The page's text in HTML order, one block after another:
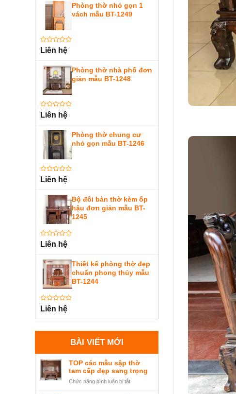
sao
Phòng thờ nhỏ gọn 1
vách mẫu BT-1249
Được
xếp
0
sao
Liên hệ
Phòng thờ nhà phố đơn
giản mẫu BT-1248
Được
xếp
0
5
sao
Liên hệ
Phòng thờ chung cư
nhỏ gọn mẫu BT-1246
Được
xếp
sao
Liên hệ
Bộ đôi bàn thờ kèm ốp
hậu đơn giản mẫu BT-
1245
Được
xếp
0
5
sao
Liên hệ
Thiết kế phòng thờ đẹp
chuẩn phong thủy mẫu
BT-1244
Được
xếp
hạng
5
Liên hệ
BÀI VIẾT MỚI
TOP các mẫu sập thờ
tam cấp đẹp sang trọng
Chức năng bình luận bị tắtở